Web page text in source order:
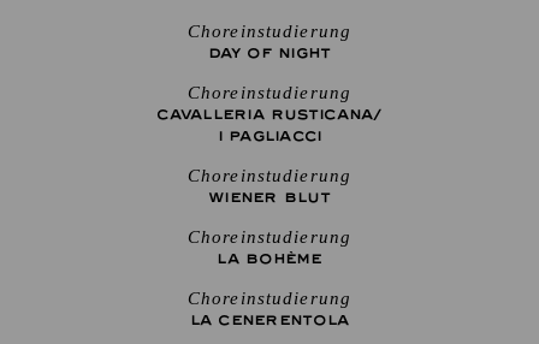
Choreinstudierung
DAY OF NIGHT
Choreinstudierung
CAVALLERIA RUSTICANA/
I PAGLIACCI
Choreinstudierung
WIENER BLUT
Choreinstudierung
LA BOHÈME
Choreinstudierung
LA CENE­RENTOLA